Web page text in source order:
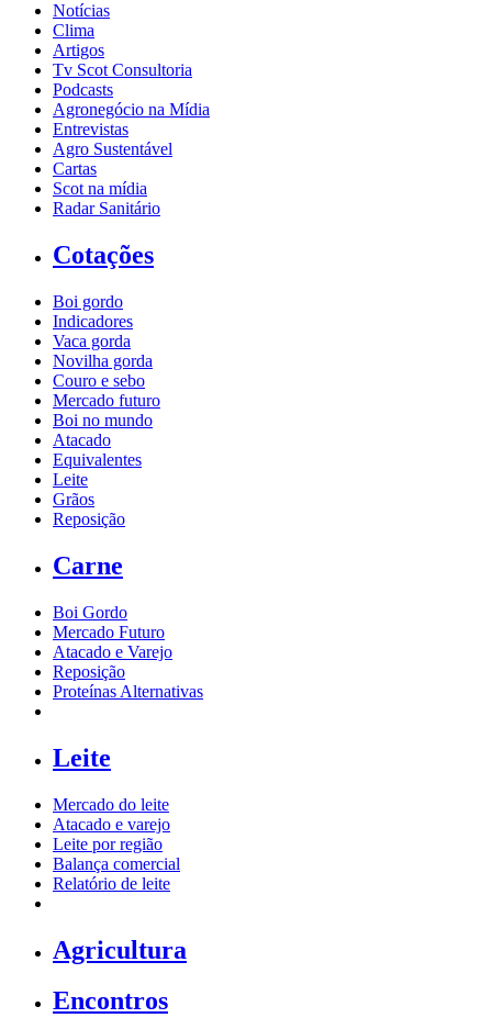
Notícias
Clima
Artigos
Tv Scot Consultoria
Podcasts
Agronegócio na Mídia
Entrevistas
Agro Sustentável
Cartas
Scot na mídia
Radar Sanitário
Cotações
Boi gordo
Indicadores
Vaca gorda
Novilha gorda
Couro e sebo
Mercado futuro
Boi no mundo
Atacado
Equivalentes
Leite
Grãos
Reposição
Carne
Boi Gordo
Mercado Futuro
Atacado e Varejo
Reposição
Proteínas Alternativas
Leite
Mercado do leite
Atacado e varejo
Leite por região
Balança comercial
Relatório de leite
Agricultura
Encontros